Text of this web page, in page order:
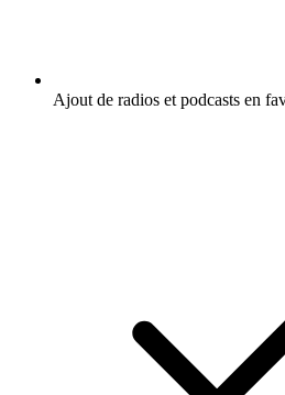
Ajout de radios et podcasts en